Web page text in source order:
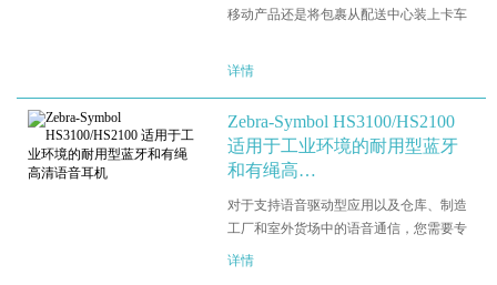
移动产品还是将包裹从配送中心装上卡车
纸质工作单或通过手持设备扫描条码，这
详情
Zebra-Symbol HS3100/HS2100
适用于工业环境的耐用型蓝牙
和有绳高…
对于支持语音驱动型应用以及仓库、制造
工厂和室外货场中的语音通信，您需要专
为此类应用而设计的耳机。HS3100 蓝牙和
详情